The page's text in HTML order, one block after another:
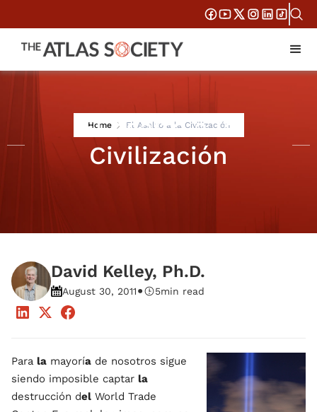
Home El Asalto a la Civilización
El Asalto a la
Civilización
David Kelley, Ph.D.
August 30, 2011• 5min read
Para la mayoría de nosotros sigue
siendo imposible captar la
destrucción del World Trade